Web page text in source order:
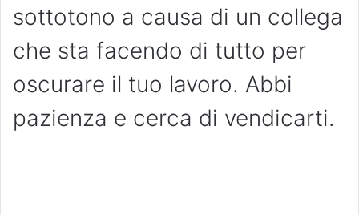
sottotono a causa di un collega
che sta facendo di tutto per
oscurare il tuo lavoro. Abbi
pazienza e cerca di vendicarti.